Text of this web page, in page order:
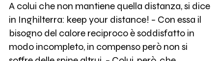
A colui che non mantiene quella distanza, si dice
in Inghilterra: keep your distance! − Con essa il
bisogno del calore reciproco è soddisfatto in
modo incompleto, in compenso però non si